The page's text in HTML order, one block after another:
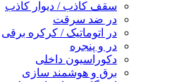
سقف کاذب / دیوار کاذب
در ضد سرقت
در اتوماتیک / کرکره برقی
در و پنجره
دکوراسیون داخلی
برق و هوشمند سازی